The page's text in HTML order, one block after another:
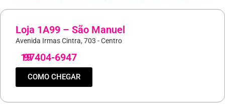
Loja 1A99 – São Manuel
Avenida Irmas Cintra, 703 - Centro
19
97404-6947
COMO CHEGAR